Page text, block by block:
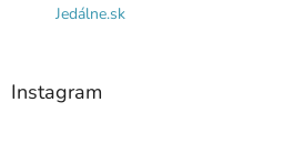
Jedálne.sk
Instagram